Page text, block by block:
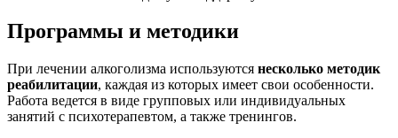
Программы и методики
При лечении алкоголизма используются несколько методик
реабилитации, каждая из которых имеет свои особенности.
Работа ведется в виде групповых или индивидуальных
занятий с психотерапевтом, а также тренингов.